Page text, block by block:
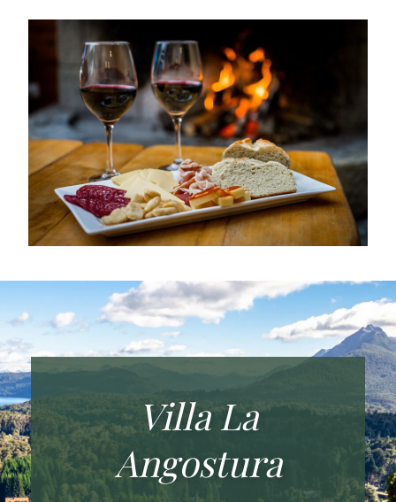
Villa La
Angostura